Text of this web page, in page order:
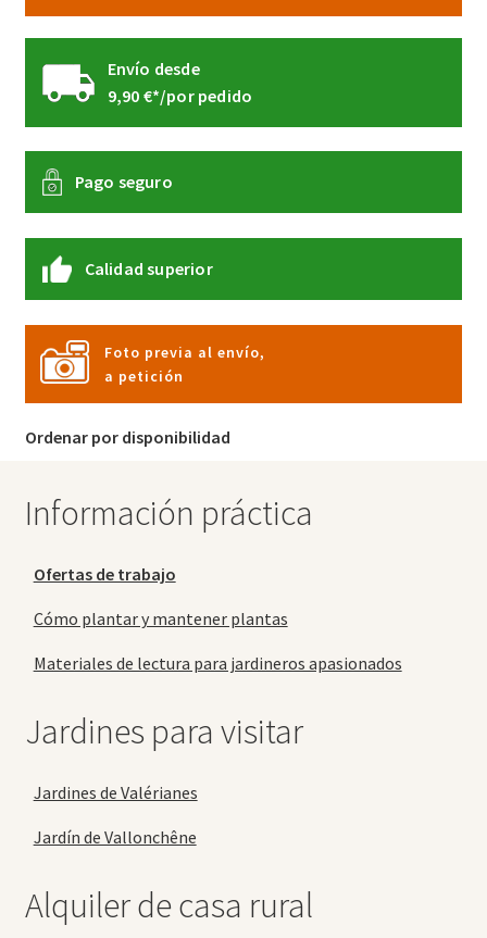
Envío desde
9,90 €*/por pedido
Pago seguro
Calidad superior
Foto previa al envío,
a petición
Ordenar por disponibilidad
Información práctica
Ofertas de trabajo
Cómo plantar y mantener plantas
Materiales de lectura para jardineros apasionados
Jardines para visitar
Jardines de Valérianes
Jardín de Vallonchêne
Alquiler de casa rural